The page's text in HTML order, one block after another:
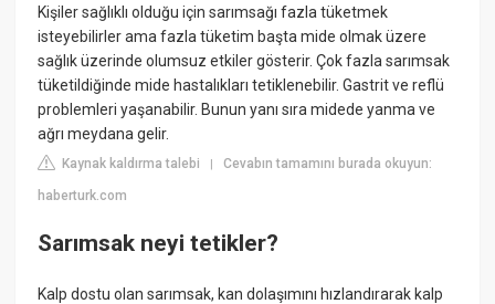
Kişiler sağlıklı olduğu için sarımsağı fazla tüketmek
isteyebilirler ama fazla tüketim başta mide olmak üzere
sağlık üzerinde olumsuz etkiler gösterir. Çok fazla sarımsak
tüketildiğinde mide hastalıkları tetiklenebilir. Gastrit ve reflü
problemleri yaşanabilir. Bunun yanı sıra midede yanma ve
ağrı meydana gelir.
Kaynak kaldırma talebi |Cevabın tamamını burada okuyun:
haberturk.com
Sarımsak neyi tetikler?
Kalp dostu olan sarımsak, kan dolaşımını hızlandırarak kalp